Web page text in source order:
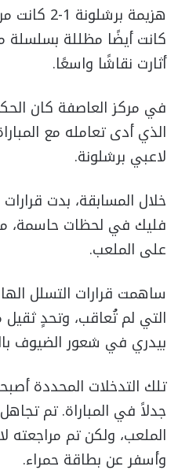
هزيمة
كانت أيضًا مظللة بسلسلة
أثارت نقاشًا واسعًا.
في مركز العاصفة كان
الذي أدى تعامله مع
لاعبي برشلونة.
خلال المسابقة، بدت
فليك في لحظات حاسمة،
على الملعب.
ساهمت قرارات التسلل
التي لم تُعاقب، وتحدٍ
بيدري في شعور الضيوف
تلك التدخلات المحددة
جدلاً في المباراة. تم
وأسفر عن بطاقة حمراء.